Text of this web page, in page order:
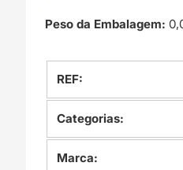
Peso da Embalagem:
REF:
Categorias:
Marca: